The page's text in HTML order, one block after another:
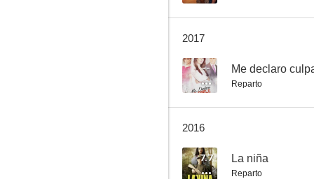
2017
-- Me declaro
Reparto
2016
7.7 La niña
Reparto